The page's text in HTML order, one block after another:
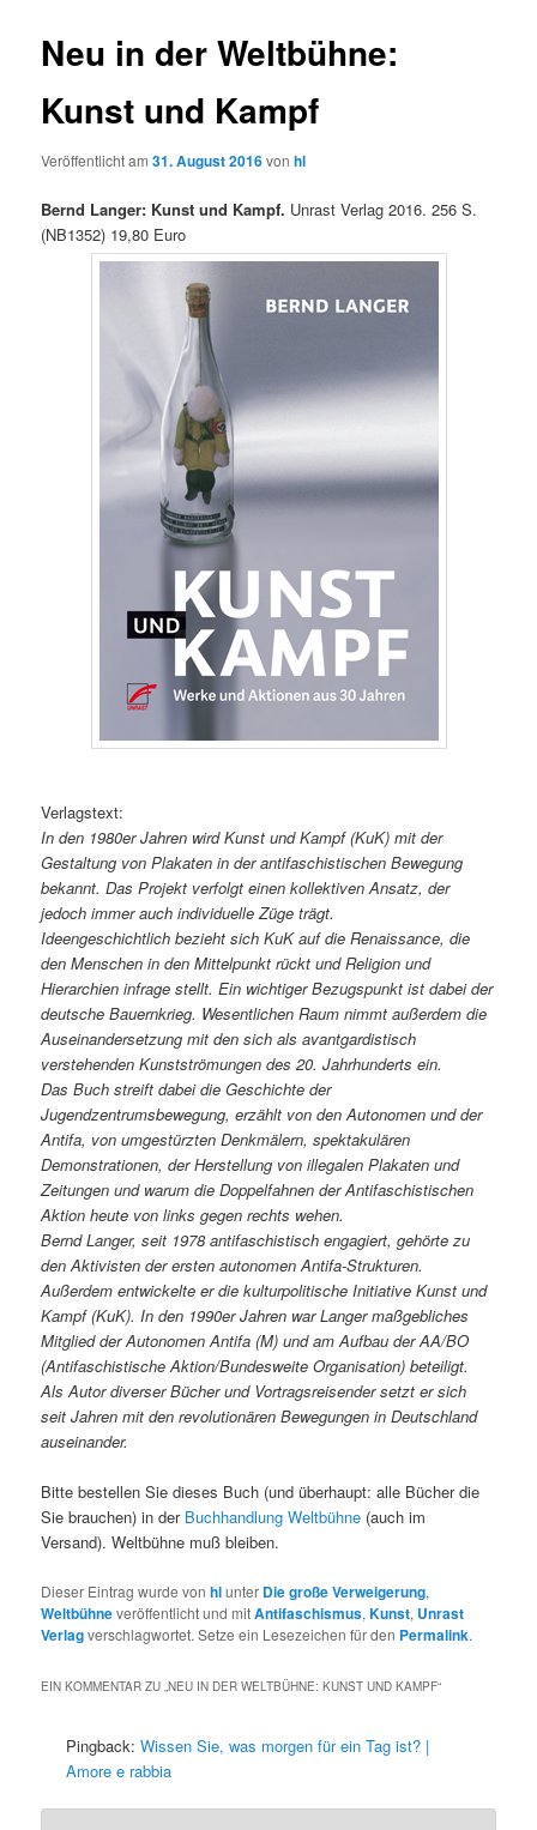
Neu in der Weltbühne:
Kunst und Kampf
Veröffentlicht am31. August 2016vonhl
Bernd Langer: Kunst und Kampf. Unrast Verlag 2016. 256 S.
(NB1352) 19,80 Euro
Verlagstext:
In den 1980er Jahren wird Kunst und Kampf (KuK) mit der
Gestaltung von Plakaten in der antifaschistischen Bewegung
bekannt. Das Projekt verfolgt einen kollektiven Ansatz, der
jedoch immer auch individuelle Züge trägt.
Ideengeschichtlich bezieht sich KuK auf die Renaissance, die
den Menschen in den Mittelpunkt rückt und Religion und
Hierarchien infrage stellt. Ein wichtiger Bezugspunkt ist dabei der
deutsche Bauernkrieg. Wesentlichen Raum nimmt außerdem die
Auseinandersetzung mit den sich als avantgardistisch
verstehenden Kunstströmungen des 20. Jahrhunderts ein.
Das Buch streift dabei die Geschichte der
Jugendzentrumsbewegung, erzählt von den Autonomen und der
Antifa, von umgestürzten Denkmälern, spektakulären
Demonstrationen, der Herstellung von illegalen Plakaten und
Zeitungen und warum die Doppelfahnen der Antifaschistischen
Aktion heute von links gegen rechts wehen.
Bernd Langer, seit 1978 antifaschistisch engagiert, gehörte zu
den Aktivisten der ersten autonomen Antifa-Strukturen.
Außerdem entwickelte er die kulturpolitische Initiative Kunst und
Kampf (KuK). In den 1990er Jahren war Langer maßgebliches
Mitglied der Autonomen Antifa (M) und am Aufbau der AA/BO
(Antifaschistische Aktion/Bundesweite Organisation) beteiligt.
Als Autor diverser Bücher und Vortragsreisender setzt er sich
seit Jahren mit den revolutionären Bewegungen in Deutschland
auseinander.
Bitte bestellen Sie dieses Buch (und überhaupt: alle Bücher die
Sie brauchen) in der Buchhandlung Weltbühne (auch im
Versand). Weltbühne muß bleiben.
Dieser Eintrag wurde vonhlunter Die große Verweigerung,
Weltbühneveröffentlicht und mitAntifaschismus,Kunst, Unrast
Verlagverschlagwortet. Setze ein Lesezeichen für den Permalink.
EIN KOMMENTAR ZU „NEU IN DER WELTBÜHNE: KUNST UND KAMPF“
Pingback:Wissen Sie, was morgen für ein Tag ist? |
Amore e rabbia